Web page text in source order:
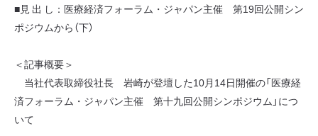
■見 出 し：医療経済フォーラム・ジャパン主催 第19回公開シン
ポジウムから（下）
＜記事概要＞
当社代表取締役社長 岩崎が登壇した10月14日開催の「医療経
済フォーラム・ジャパン主催 第十九回公開シンポジウム」につ
いて